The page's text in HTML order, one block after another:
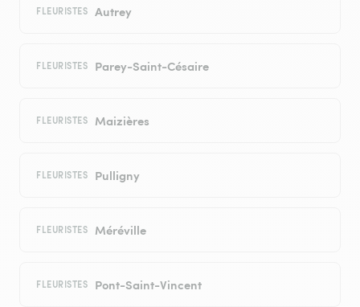
FLEURISTES Autrey
FLEURISTES Parey-Saint-Césaire
FLEURISTES Maizières
FLEURISTES Pulligny
FLEURISTES Méréville
FLEURISTES Pont-Saint-Vincent